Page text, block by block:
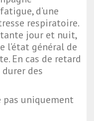
d’une
respiratoire.
jour et nuit,
l’état général de
En cas de retard
des
pas uniquement